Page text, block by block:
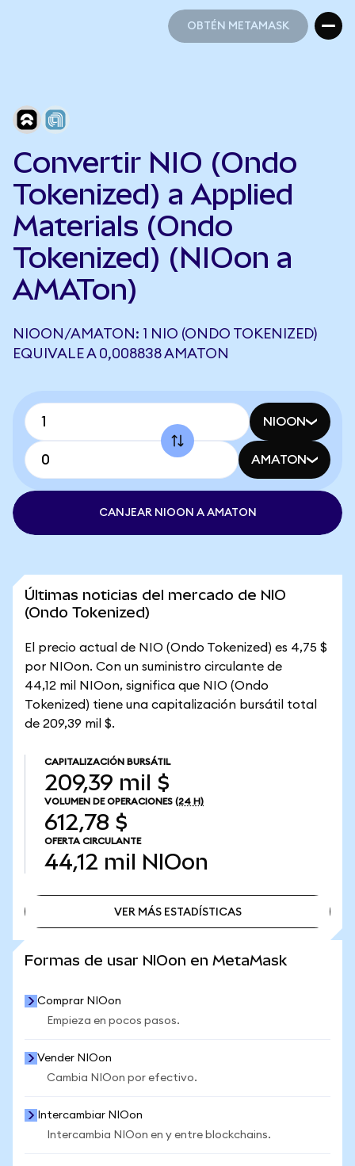
OBTÉN METAMASK
Convertir NIO (Ondo
Tokenized) a Applied
Materials (Ondo
Tokenized) (NIOon a
AMATon)
NIOON/AMATON: 1 NIO (ONDO TOKENIZED)
EQUIVALE A 0,008838 AMATON
NIOON
AMATON
CANJEAR NIOON A AMATON
Últimas noticias del mercado de NIO
(Ondo Tokenized)
El precio actual de NIO (Ondo Tokenized) es 4,75 $
por NIOon. Con un suministro circulante de
44,12 mil NIOon, significa que NIO (Ondo
Tokenized) tiene una capitalización bursátil total
de 209,39 mil $.
CAPITALIZACIÓN BURSÁTIL
209,39 mil $
VOLUMEN DE OPERACIONES (24 H)
612,78 $
OFERTA CIRCULANTE
44,12 mil NIOon
VER MÁS ESTADÍSTICAS
Formas de usar NIOon en MetaMask
Comprar NIOon
Empieza en pocos pasos.
Vender NIOon
Cambia NIOon por efectivo.
Intercambiar NIOon
Intercambia NIOon en y entre blockchains.